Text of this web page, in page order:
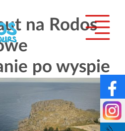
na Rodos
po wyspie